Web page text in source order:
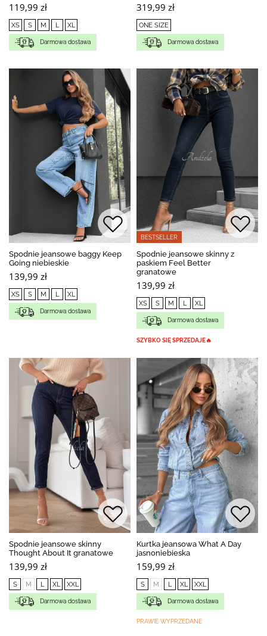
119,99 zł
XS S M L XL
Darmowa dostawa
319,99 zł
ONE SIZE
Darmowa dostawa
Spodnie jeansowe baggy Keep
Going niebieskie
139,99 zł
XS S M L XL
Darmowa dostawa
BESTSELLER
Spodnie jeansowe skinny z
paskiem Feel Better
granatowe
139,99 zł
XS S M L XL
Darmowa dostawa
SZYBKO SIĘ SPRZEDAJE🔥
Spodnie jeansowe skinny
Thought About It granatowe
139,99 zł
S M L XL XXL
Darmowa dostawa
Kurtka jeansowa What A Day
jasnoniebieska
159,99 zł
S M L XL XXL
Darmowa dostawa
PRAWIE WYPRZEDANE